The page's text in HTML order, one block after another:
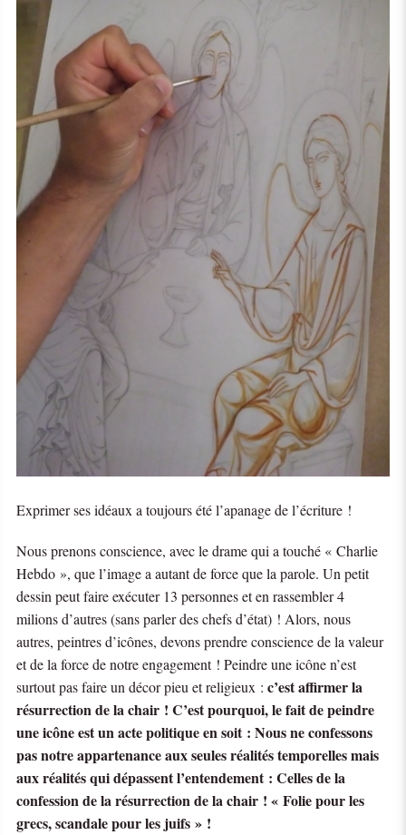
Exprimer ses idéaux a toujours été l’apanage de l’écriture !
Nous prenons conscience, avec le drame qui a touché « Charlie
Hebdo », que l’image a autant de force que la parole. Un petit
dessin peut faire exécuter 13 personnes et en rassembler 4
milions d’autres (sans parler des chefs d’état) ! Alors, nous
autres, peintres d’icônes, devons prendre conscience de la valeur
et de la force de notre engagement ! Peindre une icône n’est
surtout pas faire un décor pieu et religieux :c’est affirmer la
résurrection de la chair !C’est pourquoi, le fait de peindre
une icône est un acte politique en soit : Nous ne confessons
pas notre appartenance aux seules réalités temporelles mais
aux réalités qui dépassent l’entendement : Celles de la
confession de la résurrection de la chair ! « Folie pour les
grecs, scandale pour les juifs » !